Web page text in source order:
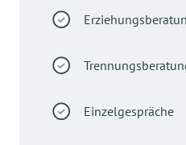
Einzelgespräche